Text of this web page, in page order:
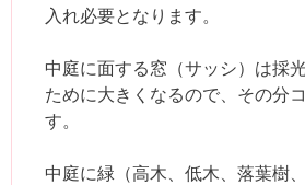
入れ必要となります。
中庭に面する窓（サッシ）は採
ために大きくなるので、その分
す。
中庭に緑（高木、低木、落葉樹